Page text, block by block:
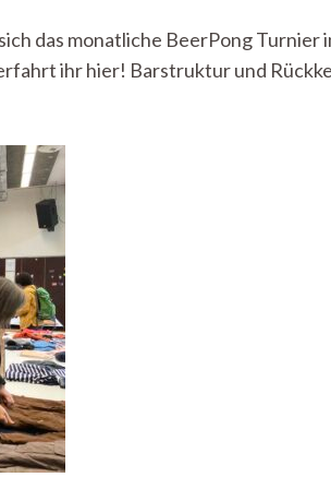
Beerpong
Turnier
das monatliche BeerPong
ihr hier! Barstruktur und